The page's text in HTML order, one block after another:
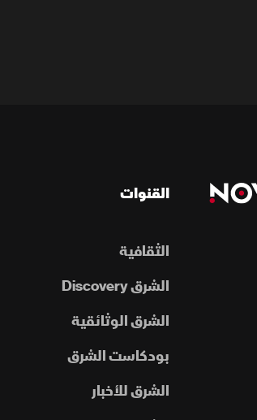
القنوات
الثقافية
الشرق Discovery
الشرق الوثائقية
بودكاست الشرق
الشرق للأخبار